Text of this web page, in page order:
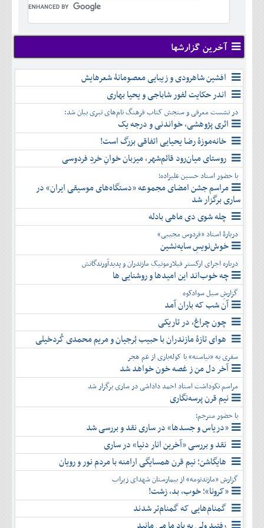
دی
بهمن
اسفند
آبان
آذر
دی
بهمن
اسفند
شهريور
مهر
آبان
آذر
دی
بهمن
اسفند
تير
مرداد
شهريور
مهر
آبان
آذر
دی
بهمن
اسفند
آخرین گزارشها
افشین شاهرودی و زیبایی معصومانۀ شعرهایش
اندر حکایت لفور شاباجی و یحیا بهاری
در نشست معرفی و سنجش کتاب فرهنگ نام‌های تبری بیان شد:
اثری پژوهشی، خواندنی و درجه یک
خانه‌موزۀ رضا یحیایی اتفاقی بزرگ است!
روستای میان‌رود قائم‌شهر، میزبان خوانِ خردِ فردوسی
با حضور استاد حسین علیزاده؛
مراسم جشن امضای مجموعه «دستگاه‌های موسیقی ایران» در
ساری برگزار شد
چله شوی دی ماهی بادله
دربارۀ استاد «فردوس مجیبی»
خوش‌نویسِ سایه‌نشین
درباره اجرای ارکستر فیلارمونیک مازندران و پدیدآورندگانش
چه خوب‌اند این امیدها و روشنایی ها
گزارشِ سیل سوادکوه
آن شب که باران آمد
چون چراغ، در تاریکی
هوای تازۀ مازندران با حبیب بُرجیان و مریم محمدی کُردخیلی
سفری به «نیاسته» با کوله‌باری از غم هجر
آخر دل من ز غصه خون خواهد شد
مراسم نکوداشت استاد احمد داداشی در ساری برگزار شد
نیم قرن پرسه‌نگاری
با حضور مترجم؛
«دریاس و جسدها» در ساری نقد و بررسی شد
نقد و بررسی «آخرین انار دنیا» در ساری
هایگاشن؛ نیم قرن همسایگی ارامنه با مردم نور و رویان
گزارش «مازندنومه» از بیمارستان شهدای زیراب
«کرونا»؛ خوب، بد، زشت!
گمنام‌هایی که گمنام‌تر شدند